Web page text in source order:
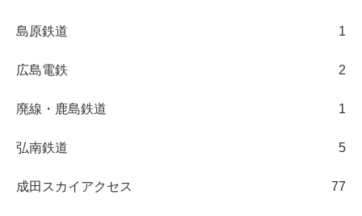
島原鉄道 1
広島電鉄 2
廃線・鹿島鉄道 1
弘南鉄道 5
成田スカイアクセス 77